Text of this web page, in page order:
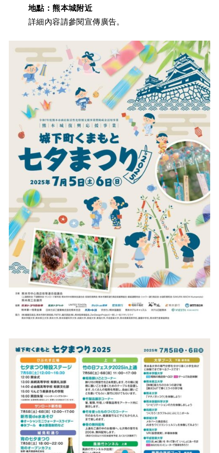
地點：熊本城附近
詳細內容請參閱宣傳廣告。